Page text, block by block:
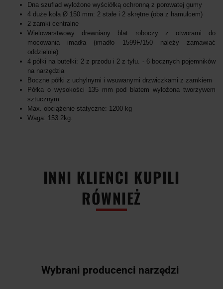
Dna szuflad wyłożone wyściółką ochronną z porowatej gumy
4 duże koła Ø 150 mm: 2 stałe i 2 skrętne (oba z hamulcem)
2 zamki centralne
Wielowarstwowy drewniany blat roboczy z otworami do
mocowania imadła (imadło 1599F/150 należy zamawiać
oddzielnie)
4 półki na butelki: 2 z przodu i 2 z tyłu. - 6 bocznych pojemników
na narzędzia
Boczne półki z uchylnymi i wsuwanymi drzwiczkami z zamkiem
Półka o wysokości 135 mm pod blatem wyłożona tworzywem
sztucznym
Max. obciążenie statyczne: 1200 kg
Waga: 153.2kg.
INNI KLIENCI KUPILI
RÓWNIEŻ
Wybrani producenci narzędzi